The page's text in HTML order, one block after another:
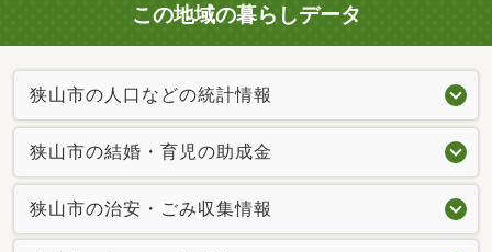
この地域の暮らしデータ
狭山市の人口などの統計情報
狭山市の結婚・育児の助成金
狭山市の治安・ごみ収集情報